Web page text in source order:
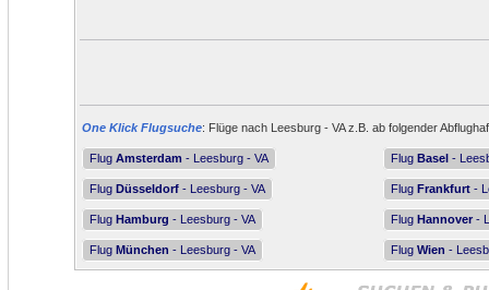
One Klick Flugsuche: Flüge nach Leesburg - VA z.B. ab folgender
Flug Amsterdam - Leesburg - VA Flug Basel -
Flug Düsseldorf - Leesburg - VA Flug Frankfurt -
Flug Hamburg - Leesburg - VA Flug Hannover -
Flug München - Leesburg - VA Flug Wien -